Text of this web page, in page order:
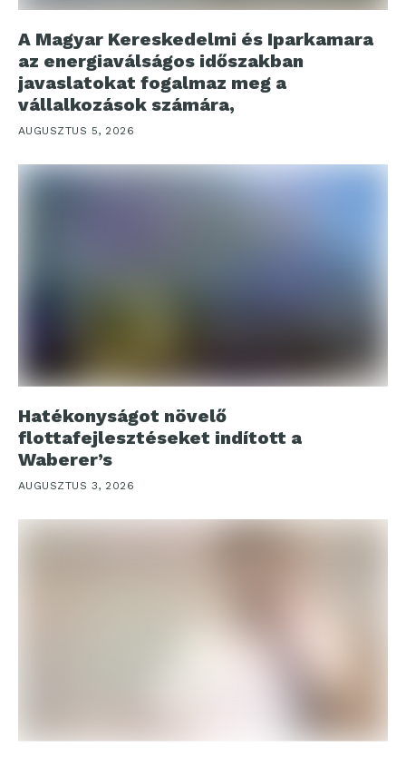
A Magyar Kereskedelmi és Iparkamara
az energiaválságos időszakban
javaslatokat fogalmaz meg a
vállalkozások számára,
AUGUSZTUS 5, 2026
Hatékonyságot növelő
flottafejlesztéseket indított a
Waberer’s
AUGUSZTUS 3, 2026